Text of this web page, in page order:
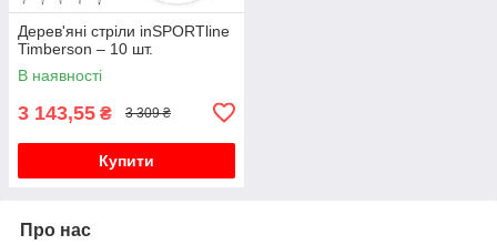
Дерев'яні стріли inSPORTline
Timberson – 10 шт.
В наявності
3 143,55 ₴ 3 309 ₴
Купити
Про нас